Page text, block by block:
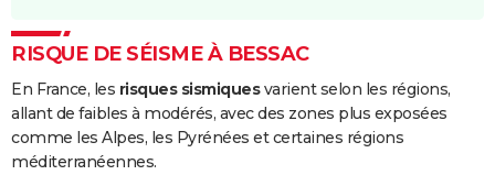
RISQUE DE SÉISME À BESSAC
En France, les risques sismiquesvarient selon les régions,
allant de faibles à modérés, avec des zones plus exposées
comme les Alpes, les Pyrénées et certaines régions
méditerranéennes.